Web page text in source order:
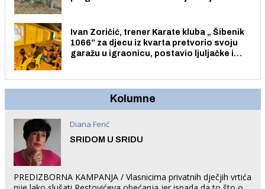
Ivan Zoričić, trener Karate kluba „ Šibenik
1066” za djecu iz kvarta pretvorio svoju
garažu u igraonicu, postavio ljuljačke i
Kolumne
Diana Ferić
SRIDOM U SRIDU
PREDIZBORNA KAMPANJA / Vlasnicima privatnih dječjih vrtića